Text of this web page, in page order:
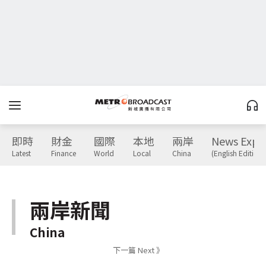
即時
Latest
財金
Finance
國際
World
本地
Local
兩岸
China
News
(English Edition)
兩岸新聞
China
下一篇 Next 》